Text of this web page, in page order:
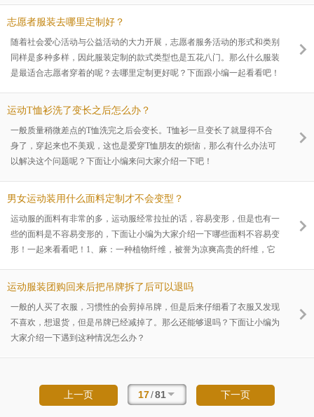
志愿者服装去哪里定制好？
随着社会爱心活动与公益活动的大力开展，志愿者服务活动的形式和类别
同样是多种多样，因此服装定制的款式类型也是五花八门。那么什么服装
是最适合志愿者穿着的呢？去哪里定制更好呢？下面跟小编一起看看吧！
运动T恤衫洗了变长之后怎么办？
一般质量稍微差点的T恤洗完之后会变长。T恤衫一旦变长了就显得不合
身了，穿起来也不美观，这也是爱穿T恤朋友的烦恼，那么有什么办法可
以解决这个问题呢？下面让小编来问大家介绍一下吧！
男女运动装用什么面料定制才不会变型？
运动服的面料有非常的多，运动服经常拉扯的话，容易变形，但是也有一
些的面料是不容易变形的，下面让小编为大家介绍一下哪些面料不容易变
形！一起来看看吧！1、麻：一种植物纤维，被誉为凉爽高贵的纤维，它
汗后不贴身，较耐水洗，耐热性好。2、桑蚕丝：天然的动物蛋白质纤
象，有很好的延伸性，较好的耐热性，不耐盐水浸蚀，不宜用含氯漂白剂
或洗涤剂处理。
运动服装团购回来后把吊牌拆了后可以退吗
一般的人买了衣服，习惯性的会剪掉吊牌，但是后来仔细看了衣服又发现
不喜欢，想退货，但是吊牌已经减掉了。那么还能够退吗？下面让小编为
大家介绍一下遇到这种情况怎么办？
上一页 17/81 下一页